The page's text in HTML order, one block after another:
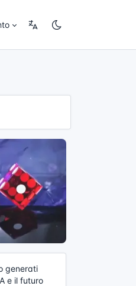
generati
e il futuro